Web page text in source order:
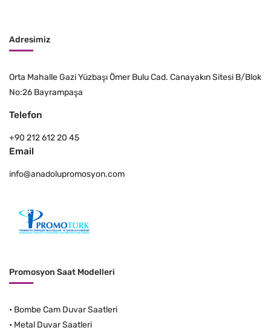
Adresimiz
Orta Mahalle Gazi Yüzbaşı Ömer Bulu Cad. Canayakın Sitesi B/Blok
No:26 Bayrampaşa
Telefon
+90 212 612 20 45
Email
info@anadolupromosyon.com
Promosyon Saat Modelleri
• Bombe Cam Duvar Saatleri
• Metal Duvar Saatleri